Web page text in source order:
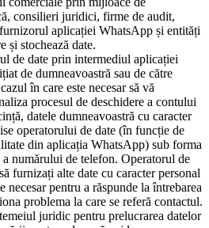
consilieri juridici, firme de audit,
aplicației WhatsApp și entități
și stochează date.
de date prin intermediul aplicației
de dumneavoastră sau de către
în care este necesar să vă
procesul de deschidere a contului
datele dumneavoastră cu caracter
operatorului de date (în funcție de
din aplicația WhatsApp) sub forma
numărului de telefon. Operatorul de
furnizați alte date cu caracter personal
necesar pentru a răspunde la întrebarea
problema la care se referă contactul.
juridic pentru prelucrarea datelor